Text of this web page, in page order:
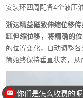
安装环四周配备4个液压
浙达精益磁致伸缩位移
缸伸缩位移，将精确的
的位置变化，自动调整
筒始终保持垂直状态，从
你们是怎么收费的呢